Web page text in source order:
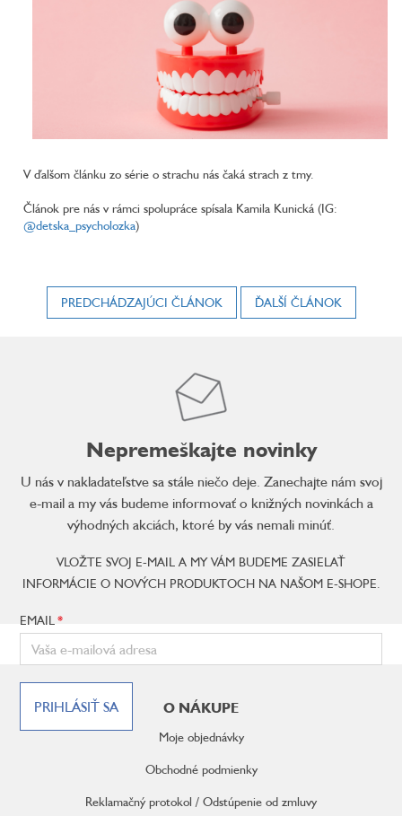
V ďalšom článku zo série o strachu nás čaká strach z tmy.
Článok pre nás v rámci spolupráce spísala Kamila Kunická (IG:
@detska_psycholozka)
PREDCHÁDZAJÚCI ČLÁNOK ĎALŠÍ ČLÁNOK
Nepremeškajte novinky
U nás v nakladateľstve sa stále niečo deje. Zanechajte nám svoj
e-mail a my vás budeme informovať o knižných novinkách a
výhodných akciách, ktoré by vás nemali minúť.
VLOŽTE SVOJ E-MAIL A MY VÁM BUDEME ZASIELAŤ
INFORMÁCIE O NOVÝCH PRODUKTOCH NA NAŠOM E-SHOPE.
EMAIL
PRIHLÁSIŤ SA O NÁKUPE
Moje objednávky
Obchodné podmienky
Reklamačný protokol / Odstúpenie od zmluvy